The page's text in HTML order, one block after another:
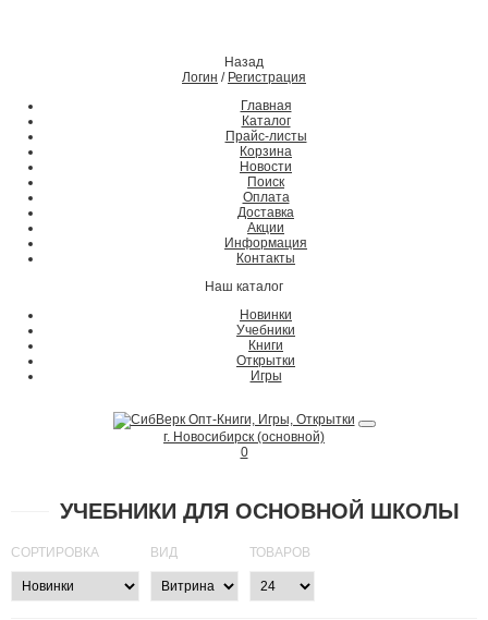
Назад
Логин / Регистрация
Главная
Каталог
Прайс-листы
Корзина
Новости
Поиск
Оплата
Доставка
Акции
Информация
Контакты
Наш каталог
Новинки
Учебники
Книги
Открытки
Игры
г. Новосибирск (основной)
0
УЧЕБНИКИ ДЛЯ ОСНОВНОЙ ШКОЛЫ
СОРТИРОВКА ВИД ТОВАРОВ